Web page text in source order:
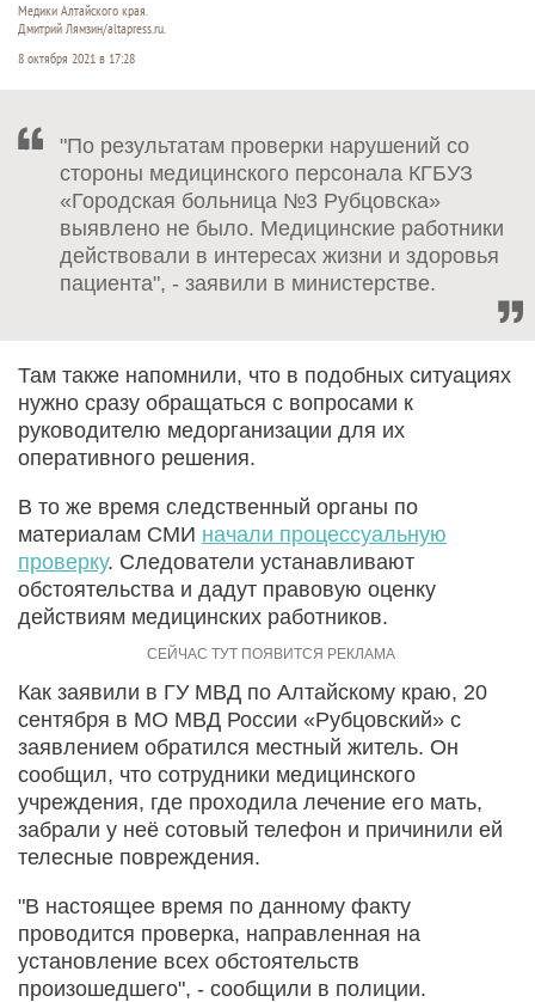
Медики Алтайского края.
Дмитрий Лямзин/altapress.ru.
8 октября 2021 в 17:28
"По результатам проверки нарушений со
стороны медицинского персонала КГБУЗ
«Городская больница №3 Рубцовска»
выявлено не было. Медицинские работники
действовали в интересах жизни и здоровья
пациента", - заявили в министерстве.
Там также напомнили, что в подобных ситуациях
нужно сразу обращаться с вопросами к
руководителю медорганизации для их
оперативного решения.
В то же время следственный органы по
материалам СМИ начали процессуальную
проверку. Следователи устанавливают
обстоятельства и дадут правовую оценку
действиям медицинских работников.
Как заявили в ГУ МВД по Алтайскому краю, 20
сентября в МО МВД России «Рубцовский» с
заявлением обратился местный житель. Он
сообщил, что сотрудники медицинского
учреждения, где проходила лечение его мать,
забрали у неё сотовый телефон и причинили ей
телесные повреждения.
"В настоящее время по данному факту
проводится проверка, направленная на
установление всех обстоятельств
произошедшего", - сообщили в полиции.